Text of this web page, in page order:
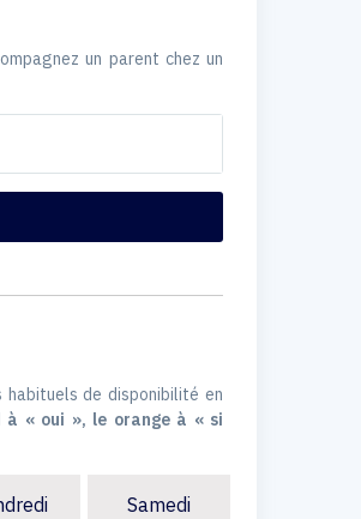
un parent chez un
habituels de disponibilité en
à « oui », le orange à « si
Samedi